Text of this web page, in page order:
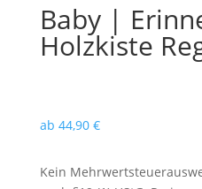
Baby |
Holzkiste
ab 44,90 €
Kein